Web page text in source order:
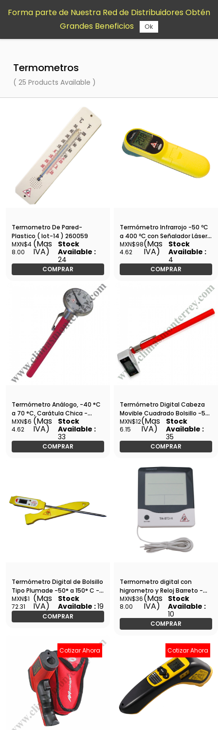
contenido
Termometros
( 25 Products Available )
Termometro De Pared-
Plastico ( Iot-14 ) 260059
MXN$4
8.00
(Mas
IVA)
Stock
Available :
24
COMPRAR
Termómetro Infrarrojo -50 ºC
a 400 ºC con Señalador Láser -
Barreto - TN-400L
MXN$98
4.62
(Mas
IVA)
Stock
Available :
4
COMPRAR
Termómetro Análogo, -40 °C
a 70 °C, Carátula Chica -
Barreto - MT-3
MXN$6
4.62
(Mas
IVA)
Stock
Available :
33
COMPRAR
Termómetro Digital Cabeza
Movible Cuadrado Bolsillo -50°
a 150° C - Barreto - DGT-1415A
MXN$12
6.15
(Mas
IVA)
Stock
Available :
35
COMPRAR
Termómetro Digital de Bolsillo
Tipo Plumade -50° a 150° C -
Barreto - DGT-1415P
MXN$1
72.31
(Mas
IVA)
Stock
Available :19
COMPRAR
Termometro digital con
higrometro y Reloj Barreto -
TM-BT3-H2
MXN$36
8.00
(Mas
IVA)
Stock
Available :
10
COMPRAR
Cotizar Ahora Cotizar Ahora
Forma parte de Nuestra Red de Distribuidores Obtén
Grandes Beneficios
Ok